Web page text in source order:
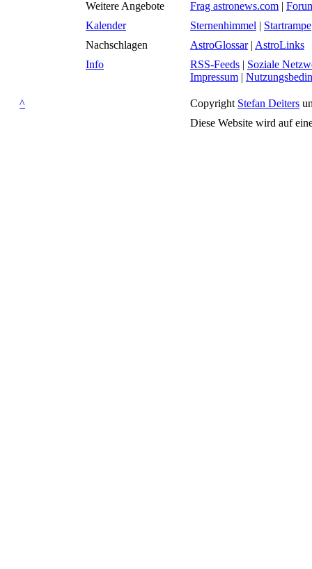
Weitere Angebote
Frag astronews.com |
Kalender
Sternenhimmel | Startrampe
Nachschlagen
AstroGlossar| AstroLinks
Info
RSS-Feeds | Soziale
Impressum |
^ Copyright Stefan Deiters
Diese Website wird auf